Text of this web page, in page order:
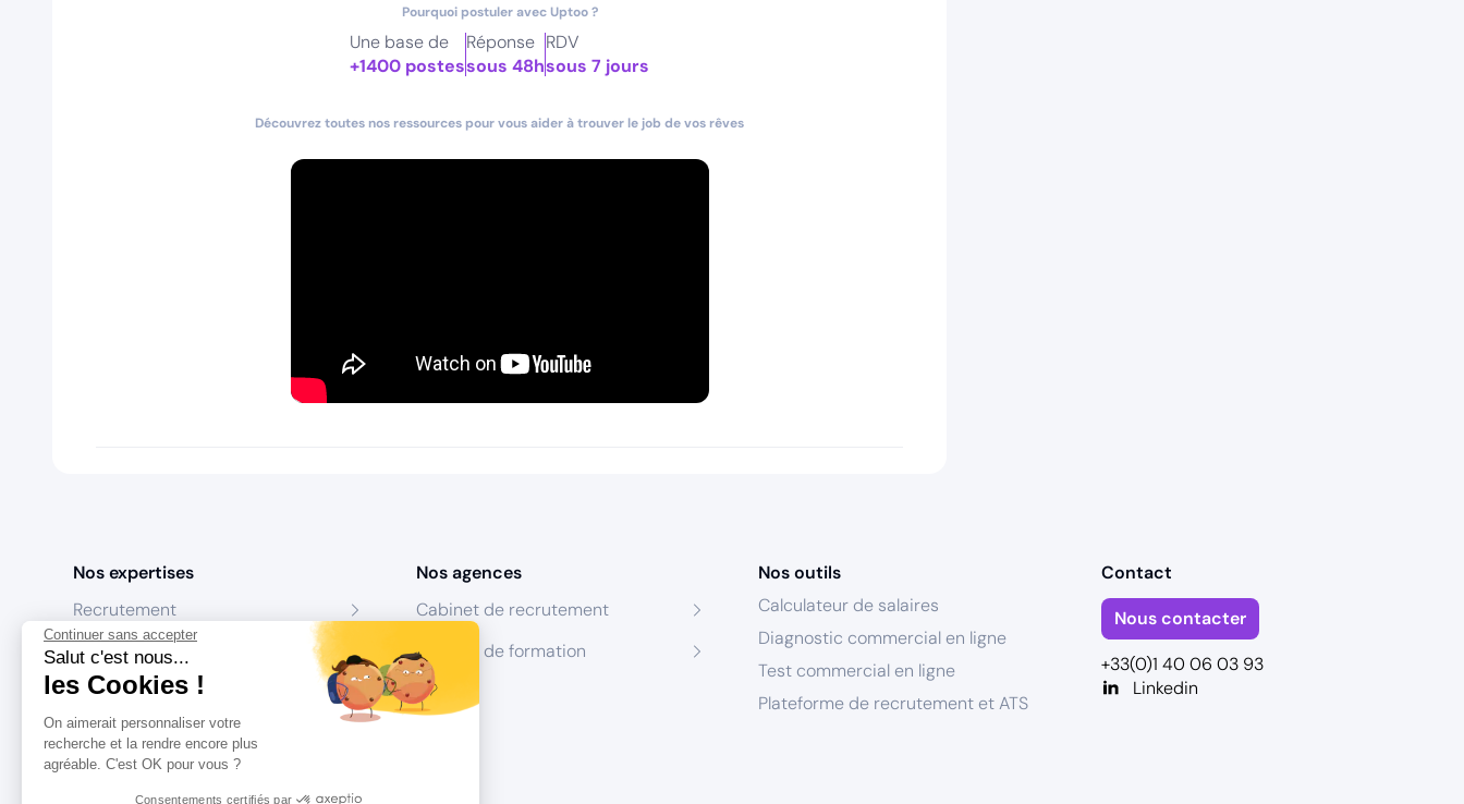
Continuer sans accepter
Salut c'est nous...
les Cookies !
On aimerait personnaliser votre
recherche et la rendre encore plus
agréable. C'est OK pour vous ?
Consentements certifiés par
Pourquoi postuler avec Uptoo ?
Une base de
+1400 postes
Réponse
sous 48h
RDV
sous 7 jours
Découvrez toutes nos ressources pour vous aider à trouver le job de vos rêves
Nos expertises
Recrutement
Formation
Coaching
Conseil
Nos agences
Cabinet de recrutement
Centres de formation
Nos outils
Calculateur de salaires
Diagnostic commercial en ligne
Test commercial en ligne
Plateforme de recrutement et ATS
Contact
Nous contacter
+33(0)1 40 06 03 93
Linkedin